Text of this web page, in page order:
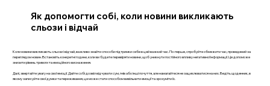
Як допомогти собі, коли новини викликають
сльози і відчай
Коли новини викликають сльози і відчай, важливо знайти способи підтримки себе в цей важкий час. По-перше, спробуйте обмежити час, проведений за
переглядом новин. Встановіть конкретні години, коли ви будете перевіряти новини, щоб уникнути постійного впливу негативної інформації. Це допоможе
знизити рівень тривоги та емоційного виснаження.
Далі, звертайте увагу на свої емоції. Дайте собі дозвіл відчувати сум, гнів або інші почуття, але намагайтеся не зациклюватися на них. Ведіть щоденник, в
якому записуйте свої думки та переживання, це може стати способом вивільнити емоції та зрозуміти їх.